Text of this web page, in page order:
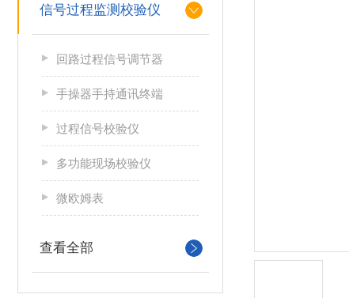
信号过程监测校验仪
回路过程信号调节器
手操器手持通讯终端
过程信号校验仪
多功能现场校验仪
微欧姆表
查看全部